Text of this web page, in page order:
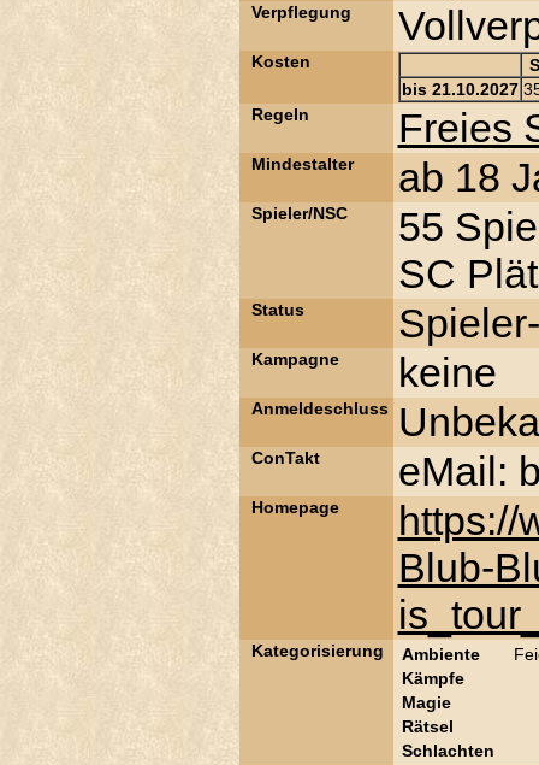
Verpflegung
Kosten
bis 21.10.2027
Regeln
Freies
Mindestalter ab 18
Spieler/NSC
55
SC
Status
Kampagne keine
Anmeldeschluss
ConTakt eMail:
Homepage
https://
Blub-
Kategorisierung Ambiente
Kämpfe
Magie
Rätsel
Schlachten